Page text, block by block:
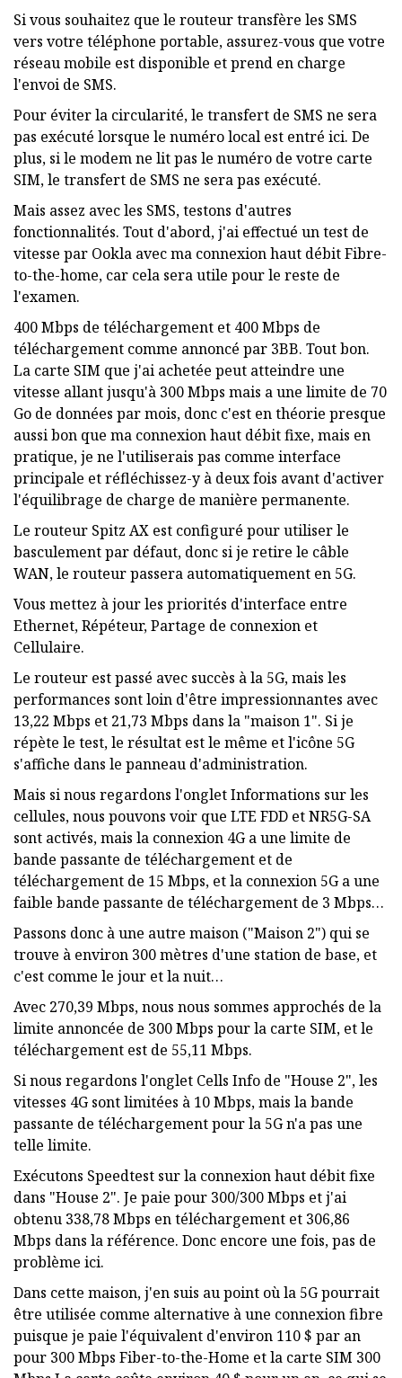
Si vous souhaitez que le routeur transfère les SMS
vers votre téléphone portable, assurez-vous que votre
réseau mobile est disponible et prend en charge
l'envoi de SMS.
Pour éviter la circularité, le transfert de SMS ne sera
pas exécuté lorsque le numéro local est entré ici. De
plus, si le modem ne lit pas le numéro de votre carte
SIM, le transfert de SMS ne sera pas exécuté.
Mais assez avec les SMS, testons d'autres
fonctionnalités. Tout d'abord, j'ai effectué un test de
vitesse par Ookla avec ma connexion haut débit Fibre-
to-the-home, car cela sera utile pour le reste de
l'examen.
400 Mbps de téléchargement et 400 Mbps de
téléchargement comme annoncé par 3BB. Tout bon.
La carte SIM que j'ai achetée peut atteindre une
vitesse allant jusqu'à 300 Mbps mais a une limite de 70
Go de données par mois, donc c'est en théorie presque
aussi bon que ma connexion haut débit fixe, mais en
pratique, je ne l'utiliserais pas comme interface
principale et réfléchissez-y à deux fois avant d'activer
l'équilibrage de charge de manière permanente.
Le routeur Spitz AX est configuré pour utiliser le
basculement par défaut, donc si je retire le câble
WAN, le routeur passera automatiquement en 5G.
Vous mettez à jour les priorités d'interface entre
Ethernet, Répéteur, Partage de connexion et
Cellulaire.
Le routeur est passé avec succès à la 5G, mais les
performances sont loin d'être impressionnantes avec
13,22 Mbps et 21,73 Mbps dans la "maison 1". Si je
répète le test, le résultat est le même et l'icône 5G
s'affiche dans le panneau d'administration.
Mais si nous regardons l'onglet Informations sur les
cellules, nous pouvons voir que LTE FDD et NR5G-SA
sont activés, mais la connexion 4G a une limite de
bande passante de téléchargement et de
téléchargement de 15 Mbps, et la connexion 5G a une
faible bande passante de téléchargement de 3 Mbps…
Passons donc à une autre maison ("Maison 2") qui se
trouve à environ 300 mètres d'une station de base, et
c'est comme le jour et la nuit…
Avec 270,39 Mbps, nous nous sommes approchés de la
limite annoncée de 300 Mbps pour la carte SIM, et le
téléchargement est de 55,11 Mbps.
Si nous regardons l'onglet Cells Info de "House 2", les
vitesses 4G sont limitées à 10 Mbps, mais la bande
passante de téléchargement pour la 5G n'a pas une
telle limite.
Exécutons Speedtest sur la connexion haut débit fixe
dans "House 2". Je paie pour 300/300 Mbps et j'ai
obtenu 338,78 Mbps en téléchargement et 306,86
Mbps dans la référence. Donc encore une fois, pas de
problème ici.
Dans cette maison, j'en suis au point où la 5G pourrait
être utilisée comme alternative à une connexion fibre
puisque je paie l'équivalent d'environ 110 $ par an
pour 300 Mbps Fiber-to-the-Home et la carte SIM 300